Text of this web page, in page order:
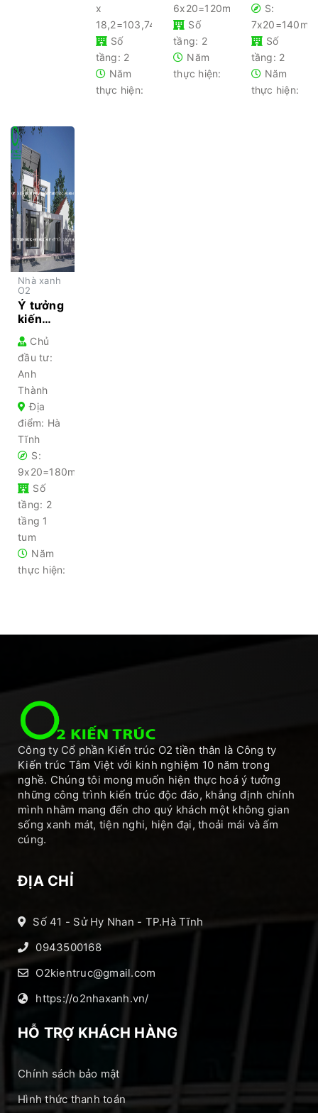
x
18,2=103,74m2
Số
tầng: 2
Năm
thực hiện:
6x20=120m2
Số
tầng: 2
Năm
thực hiện:
S:
7x20=140m2
Số
tầng: 2
Năm
thực hiện:
Nhà xanh
O2
Ý tưởng
kiến
xanh –
Mẫu
thiết kế
nhà Hà
Tĩnh ai
cũng
mê
Chủ
đầu tư:
Anh
Thành
Địa
điểm: Hà
Tĩnh
S:
9x20=180m2
Số
tầng: 2
tầng 1
tum
Năm
thực hiện:
Công ty Cổ phần Kiến trúc O2 tiền thân là Công ty
Kiến trúc Tâm Việt với kinh nghiệm 10 năm trong
nghề. Chúng tôi mong muốn hiện thực hoá ý tưởng
những công trình kiến trúc độc đáo, khẳng định chính
mình nhằm mang đến cho quý khách một không gian
sống xanh mát, tiện nghi, hiện đại, thoải mái và ấm
cúng.
ĐỊA CHỈ
Số 41 - Sử Hy Nhan - TP.Hà Tĩnh
0943500168
O2kientruc@gmail.com
https://o2nhaxanh.vn/
HỖ TRỢ KHÁCH HÀNG
Chính sách bảo mật
Hình thức thanh toán